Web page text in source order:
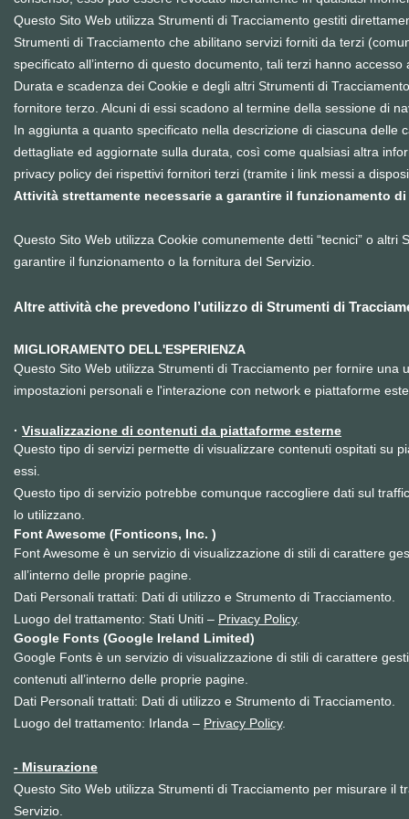
Questo Sito Web utilizza Strumenti di Tracciamento gestiti
Strumenti di Tracciamento che abilitano servizi forniti da terzi
specificato all’interno di questo documento, tali terzi hanno
Durata e scadenza dei Cookie e degli altri Strumenti di
fornitore terzo. Alcuni di essi scadono al termine della sessione di
In aggiunta a quanto specificato nella descrizione di ciascuna
dettagliate ed aggiornate sulla durata, così come qualsiasi altra
privacy policy dei rispettivi fornitori terzi (tramite i link messi a
Attività strettamente necessarie a garantire il funzionamento
Questo Sito Web utilizza Cookie comunemente detti “tecnici” o
garantire il funzionamento o la fornitura del Servizio.
Altre attività che prevedono l’utilizzo di Strumenti di
MIGLIORAMENTO DELL'ESPERIENZA
Questo Sito Web utilizza Strumenti di Tracciamento per fornire
impostazioni personali e l'interazione con network e piattaforme
· Visualizzazione di contenuti da piattaforme esterne
Questo tipo di servizi permette di visualizzare contenuti ospitati su
essi.
Questo tipo di servizio potrebbe comunque raccogliere dati sul
lo utilizzano.
Font Awesome (Fonticons, Inc. )
Font Awesome è un servizio di visualizzazione di stili di carattere
all’interno delle proprie pagine.
Dati Personali trattati: Dati di utilizzo e Strumento di Tracciamento.
Luogo del trattamento: Stati Uniti – Privacy Policy.
Google Fonts (Google Ireland Limited)
Google Fonts è un servizio di visualizzazione di stili di carattere
contenuti all’interno delle proprie pagine.
Dati Personali trattati: Dati di utilizzo e Strumento di Tracciamento.
Luogo del trattamento: Irlanda – Privacy Policy.
- Misurazione
Questo Sito Web utilizza Strumenti di Tracciamento per misurare il
Servizio.